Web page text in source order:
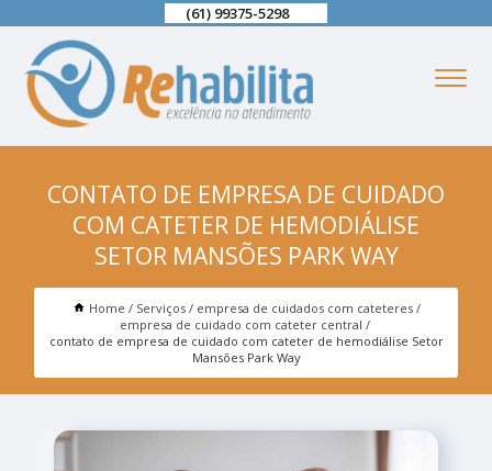
(61) 99375-5298
CONTATO DE EMPRESA DE CUIDADO
COM CATETER DE HEMODIÁLISE
SETOR MANSÕES PARK WAY
Home Serviços
empresa de cuidados com cateteres
empresa de cuidado com cateter central
contato de empresa de cuidado com cateter de hemodiálise Setor
Mansões Park Way